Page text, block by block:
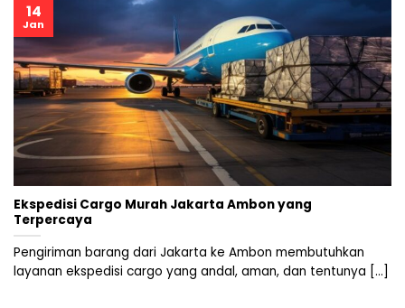
Ekspedisi Cargo Murah Jakarta Ambon yang
Terpercaya
Pengiriman barang dari Jakarta ke Ambon membutuhkan
layanan ekspedisi cargo yang andal, aman, dan tentunya [...]
14
Jan